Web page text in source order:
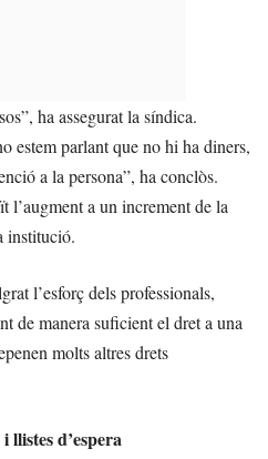
ha assegurat la síndica.
estem parlant que no hi ha diners,
a la persona”, ha conclòs.
l’augment a un increment de la
institució.
l’esforç dels professionals,
de manera suficient el dret a una
molts altres drets
llistes d’espera